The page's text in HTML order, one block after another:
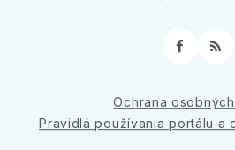
RSS
Ochrana
Pravidlá používania portálu a